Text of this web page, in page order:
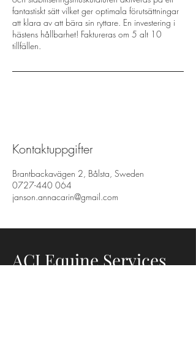
fantastiskt sätt vilket ger optimala förutsättningar
att klara av att bära sin ryttare. En investering i
hästens hållbarhet! Faktureras om 5 alt 10
tillfällen.
Kontaktuppgifter
Brantbackavägen 2, Bålsta, Sweden
0727-440 064
janson.annacarin@gmail.com
ACJ Equine Services